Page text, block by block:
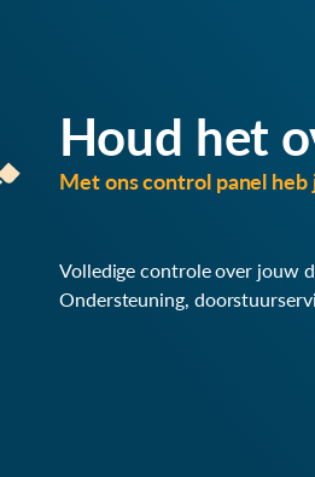
Houd het
Met ons control panel
Volledige controle over jouw
Ondersteuning,